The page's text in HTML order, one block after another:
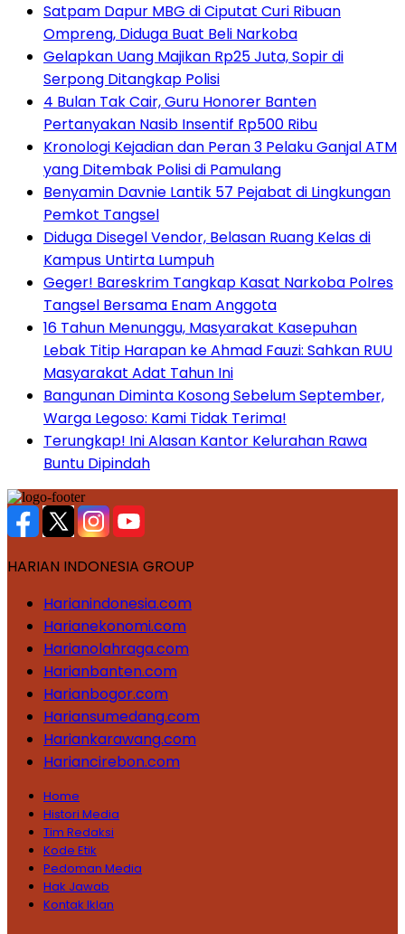
Satpam Dapur MBG di Ciputat Curi Ribuan
Ompreng, Diduga Buat Beli Narkoba
Gelapkan Uang Majikan Rp25 Juta, Sopir di
Serpong Ditangkap Polisi
4 Bulan Tak Cair, Guru Honorer Banten
Pertanyakan Nasib Insentif Rp500 Ribu
Kronologi Kejadian dan Peran 3 Pelaku Ganjal ATM
yang Ditembak Polisi di Pamulang
Benyamin Davnie Lantik 57 Pejabat di Lingkungan
Pemkot Tangsel
Diduga Disegel Vendor, Belasan Ruang Kelas di
Kampus Untirta Lumpuh
Geger! Bareskrim Tangkap Kasat Narkoba Polres
Tangsel Bersama Enam Anggota
16 Tahun Menunggu, Masyarakat Kasepuhan
Lebak Titip Harapan ke Ahmad Fauzi: Sahkan RUU
Masyarakat Adat Tahun Ini
Bangunan Diminta Kosong Sebelum September,
Warga Legoso: Kami Tidak Terima!
Terungkap! Ini Alasan Kantor Kelurahan Rawa
Buntu Dipindah
HARIAN INDONESIA GROUP
Harianindonesia.com
Harianekonomi.com
Harianolahraga.com
Harianbanten.com
Harianbogor.com
Hariansumedang.com
Hariankarawang.com
Hariancirebon.com
Home
Histori Media
Tim Redaksi
Kode Etik
Pedoman Media
Hak Jawab
Kontak Iklan